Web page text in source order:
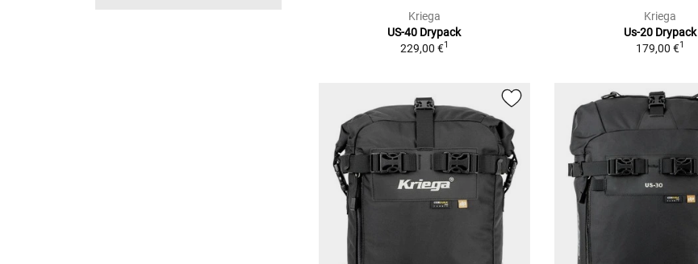
Kriega
US-40 Drypack
229,00 €1
Kriega
Us-20 Drypack
179,00 €1